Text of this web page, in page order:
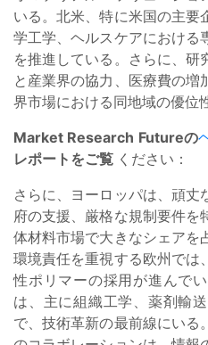
いる。北米、特に米国の主要
学工学、ヘルスケアにおける
を推進している。さらに、研
と産業界の協力、医療費の
界市場における同地域の優位
Market Research Futureの
レポートをご覧 ください：
さらに、ヨーロッパは、頑丈
府の支援、厳格な規制要件を
体材料市場で大きなシェアを
環境責任を重視する欧州では
性ポリマーの採用が進んで
は、主に組織工学、薬剤輸
で、技術革新の最前線にいる